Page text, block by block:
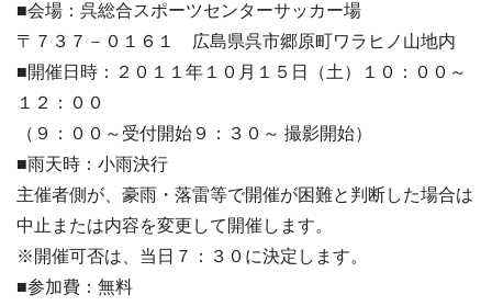
■会場：呉総合スポーツセンターサッカー場
〒７３７－０１６１ 広島県呉市郷原町ワラヒノ山地内
■開催日時：２０１１年１０月１５日（土）１０：００～
１２：００
（９：００～受付開始９：３０～ 撮影開始）
■雨天時：小雨決行
主催者側が、豪雨・落雷等で開催が困難と判断した場合は
中止または内容を変更して開催します。
※開催可否は、当日７：３０に決定します。
■参加費：無料